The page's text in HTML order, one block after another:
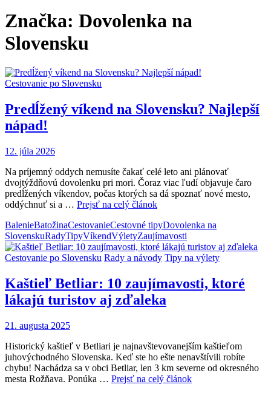
Značka: Dovolenka na
Slovensku
Cestovanie po Slovensku
Predĺžený víkend na Slovensku? Najlepší
nápad!
12. júla 2026
Na príjemný oddych nemusíte čakať celé leto ani plánovať
dvojtýždňovú dovolenku pri mori. Čoraz viac ľudí objavuje čaro
predĺžených víkendov, počas ktorých sa dá spoznať nové mesto,
oddýchnuť si a … Prejsť na celý článok
BalenieBatožinaCestovanieCestovné tipyDovolenka na
SlovenskuRadyTipyVíkendVýletyZaujímavosti
Cestovanie po Slovensku Rady a návody Tipy na výlety
Kaštieľ Betliar: 10 zaujímavosti, ktoré
lákajú turistov aj zďaleka
21. augusta 2025
Historický kaštieľ v Betliari je najnavštevovanejším kaštieľom
juhovýchodného Slovenska. Keď ste ho ešte nenavštívili robíte
chybu! Nachádza sa v obci Betliar, len 3 km severne od okresného
mesta Rožňava. Ponúka … Prejsť na celý článok